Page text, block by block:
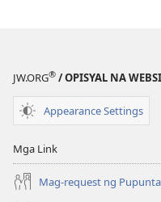
JW.ORG® / OPISYAL NA
Appearance Settings
Mga Link
Mag-request ng